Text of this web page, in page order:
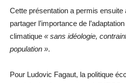
Cette présentation a permis ensuite
partager l’importance de
climatique « sans idéologie,
population ».
Pour Ludovic Fagaut, la politique